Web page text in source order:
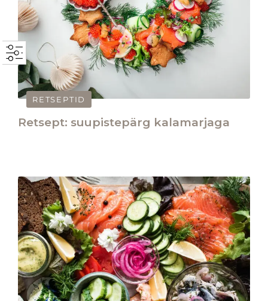
RETSEPTID
Retsept: suupistepärg kalamarjaga